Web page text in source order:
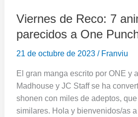
Viernes de Reco: 7
parecidos a One
21 de octubre de 2023 / Franviu
El gran manga escrito por ONE y
Madhouse y JC Staff se ha
shonen con miles de adeptos,
similares. Hola y bienvenidos/as